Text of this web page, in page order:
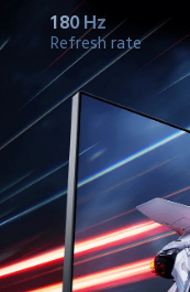
180 Hz
Refresh rate